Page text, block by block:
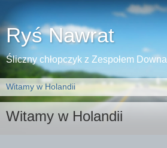
Ryś Nawrat
Śliczny chłopczyk z Zespołem Downa
Witamy w Holandii